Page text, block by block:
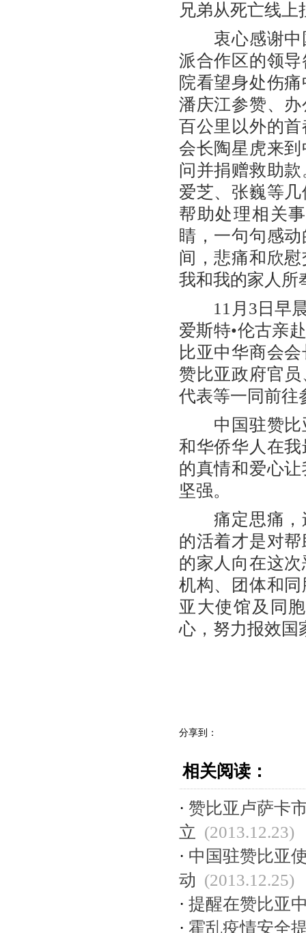
兄弟从死亡线上
衷心感谢中国
派合作区的领
院看望身处伤
潘庆江参赞、
百公里以外的
会长陶星虎来
问并捐赠救助
爱芝、张巍等
帮助处理相关
睛，一句句感
间，悲痛和欣
我和我的家人所
11月3日早晨
爱斯特•伦古亲
比亚中华商会
赞比亚政府官
代表等一同前往
中国驻赞比亚
和华侨华人在
的真情和爱心
坚强。
痛定思痛，逝
的活着才是对
的家人向在这
机构、团体和
亚大使馆及同
心，努力报效国
分享到：
相关阅读：
· 赞比亚卢萨卡
立 (2013.12.23)
· 中国驻赞比亚
动 (2013.12.25)
· 提醒在赞比亚
· 霍乱疫情安全